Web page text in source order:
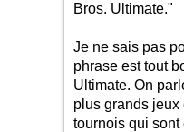
Bros. Ultimate."
Je ne sais pas
phrase est tout
Ultimate. On
plus grands jeux
tournois qui sont